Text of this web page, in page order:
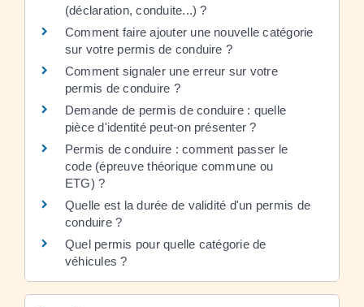
(déclaration, conduite...) ?
Comment faire ajouter une nouvelle catégorie
sur votre permis de conduire ?
Comment signaler une erreur sur votre
permis de conduire ?
Demande de permis de conduire : quelle
pièce d'identité peut-on présenter ?
Permis de conduire : comment passer le
code (épreuve théorique commune ou
ETG) ?
Quelle est la durée de validité d'un permis de
conduire ?
Quel permis pour quelle catégorie de
véhicules ?